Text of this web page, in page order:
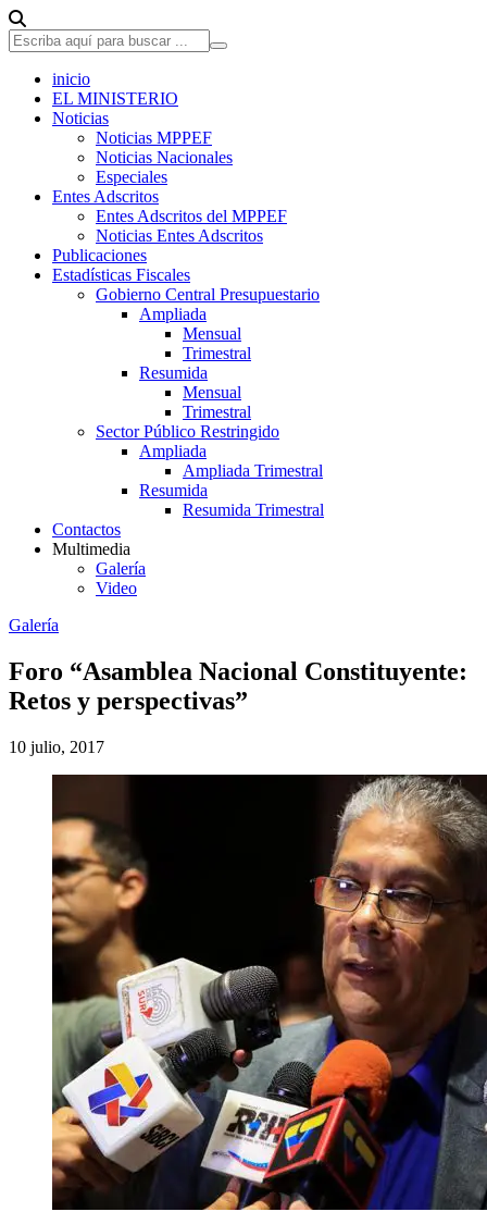
inicio
EL MINISTERIO
Noticias
Noticias MPPEF
Noticias Nacionales
Especiales
Entes Adscritos
Entes Adscritos del MPPEF
Noticias Entes Adscritos
Publicaciones
Estadísticas Fiscales
Gobierno Central Presupuestario
Ampliada
Mensual
Trimestral
Resumida
Mensual
Trimestral
Sector Público Restringido
Ampliada
Ampliada Trimestral
Resumida
Resumida Trimestral
Contactos
Multimedia
Galería
Video
Galería
Foro “Asamblea Nacional Constituyente:
Retos y perspectivas”
10 julio, 2017